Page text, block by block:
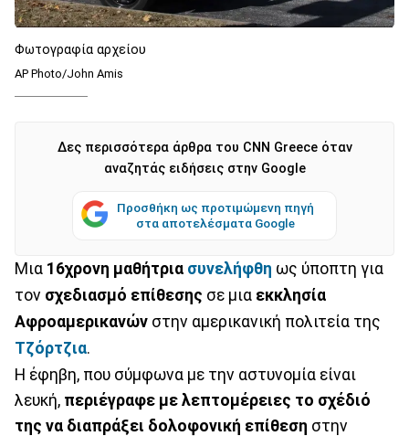
Φωτογραφία αρχείου
AP Photo/John Amis
Δες περισσότερα άρθρα του CNN Greece όταν
αναζητάς ειδήσεις στην Google
Προσθήκη ως προτιμώμενη πηγή
στα αποτελέσματα Google
Μια 16χρονη μαθήτρια συνελήφθη ως ύποπτη για
τον σχεδιασμό επίθεσης σε μια εκκλησία
Αφροαμερικανών στην αμερικανική πολιτεία της
Τζόρτζια.
Η έφηβη, που σύμφωνα με την αστυνομία είναι
λευκή, περιέγραφε με λεπτομέρειες το σχέδιό
της να διαπράξει δολοφονική επίθεση στην